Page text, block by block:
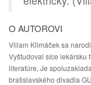
O AUTOROVI
Viliam Klimáček sa
Vyštudoval síce lekársku
literatúre. Je
bratislavského divadla